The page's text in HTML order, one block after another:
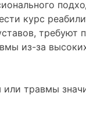
курс
требуют
из-за
травмы